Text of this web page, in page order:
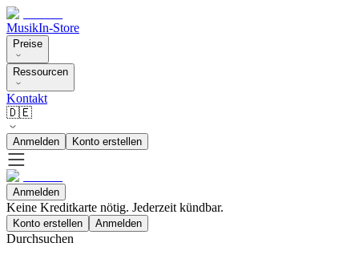
MusikIn-Store
Preise
Ressourcen
Kontakt
🇩🇪
Anmelden Konto erstellen
Anmelden
Keine Kreditkarte nötig. Jederzeit kündbar.
Konto erstellen Anmelden
Durchsuchen